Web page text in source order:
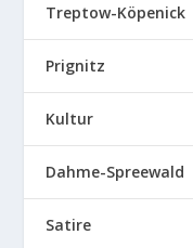
Treptow-Köpenick
Prignitz
Kultur
Dahme-Spreewald
Satire